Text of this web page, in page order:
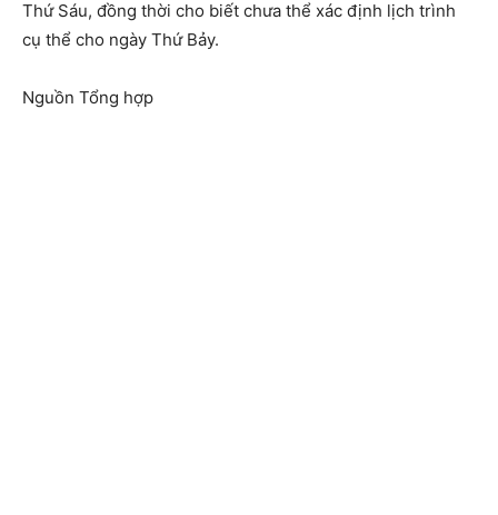
Thứ Sáu, đồng thời cho biết chưa thể xác định lịch trình
cụ thể cho ngày Thứ Bảy.
Nguồn Tổng hợp